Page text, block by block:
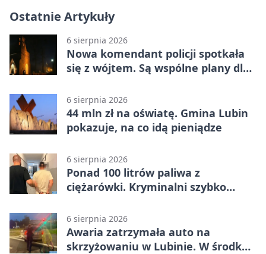
Ostatnie Artykuły
6 sierpnia 2026
Nowa komendant policji spotkała
się z wójtem. Są wspólne plany dla
6 sierpnia 2026
44 mln zł na oświatę. Gmina Lubin
pokazuje, na co idą pieniądze
6 sierpnia 2026
Ponad 100 litrów paliwa z
ciężarówki. Kryminalni szybko
6 sierpnia 2026
Awaria zatrzymała auto na
skrzyżowaniu w Lubinie. W środku